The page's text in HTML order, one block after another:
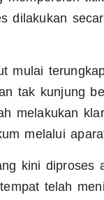
dilakukan
mulai
tak kunjung
melakukan
melalui
kini diproses
telah